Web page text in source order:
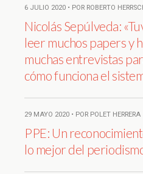
6 JULIO 2020 • POR ROBERTO
Nicolás Sepúlveda:
leer muchos papers y
muchas entrevistas
cómo funciona el
29 MAYO 2020 • POR POLET HERRERA
PPE: Un
lo mejor del